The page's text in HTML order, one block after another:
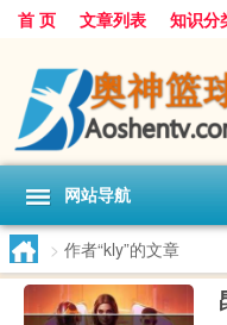
首 页 文章列表 知识分
网站导航
> 作者“kly”的文章